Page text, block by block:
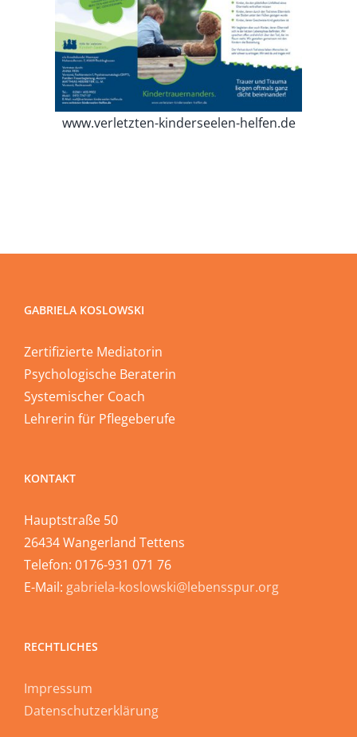
www.verletzten-kinderseelen-helfen.de
GABRIELA KOSLOWSKI
Zertifizierte Mediatorin
Psychologische Beraterin
Systemischer Coach
Lehrerin für Pflegeberufe
KONTAKT
Hauptstraße 50
26434 Wangerland Tettens
Telefon: 0176-931 071 76
E-Mail: gabriela-koslowski@lebensspur.org
RECHTLICHES
Impressum
Datenschutzerklärung